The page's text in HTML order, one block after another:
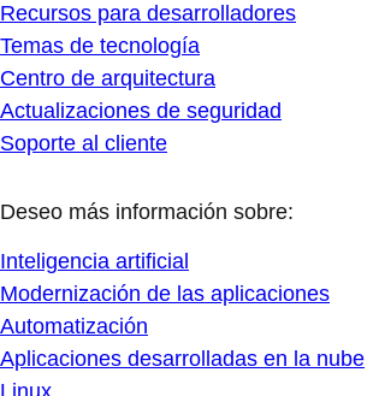
Recursos para desarrolladores
Temas de tecnología
Centro de arquitectura
Actualizaciones de seguridad
Soporte al cliente
Deseo más información sobre:
Inteligencia artificial
Modernización de las aplicaciones
Automatización
Aplicaciones desarrolladas en la nube
Linux